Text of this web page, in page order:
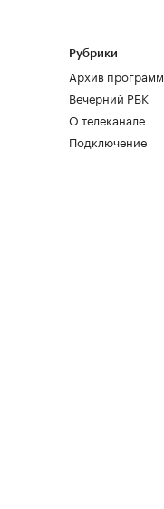
Рубрики
Архив программ
Вечерний РБК
О телеканале
Подключение